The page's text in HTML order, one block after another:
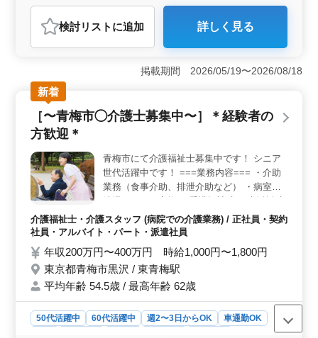
おすすめポイント
＜働きやすさ＞ この求人は、シニア世代にとって働き
やすい環境を提供しています。夜勤がなく、残業も少な
めなため、仕事とプライベートの両立がしやすく、健康
な生活を維持できます。また、駅徒歩圏内に位置してい
るため、通勤も便利です。 ＜経験者歓迎＞ 経験豊
富な方を歓迎する病院での看護師のお仕事です。正看護
師もしくは准看護師免許が必要で、看護師実務経験5年以
職場です。 ＜シニア世代活躍中＞ この病院では、
50代女性が活躍しており、シニア世代の経験と知識を高
く評価しています。年齢に関係なく、経験豊富な看護師
の方々がチームで活躍しています。あなたの経験を活か
して、新たなキャリアを築きませんか？
検討リスト に追加 詳しく見る
掲載期間 2026/05/19〜2026/08/18
新着
［〜青梅市◯介護士募集中〜］＊経験者の
方歓迎＊
青梅市にて介護福祉士募集中です！ シニア
世代活躍中です！ ===業務内容=== ・介助
業務（食事介助、排泄介助など） ・病室の
・身体機能の維持・回復サポート ・介護記
録作成 ===備考=== ＊資格手当あり ＊交通
ります！
介護福祉士・介護スタッフ (病院での介護業務) / 正社員・契約
社員・アルバイト・パート・派遣社員
年収200万円〜400万円 時給1,000円〜1,800円
東京都青梅市黒沢 / 東青梅駅
平均年齢 54.5歳 / 最高年齢 62歳
50代活躍中 60代活躍中 週2〜3日からOK
車通勤OK